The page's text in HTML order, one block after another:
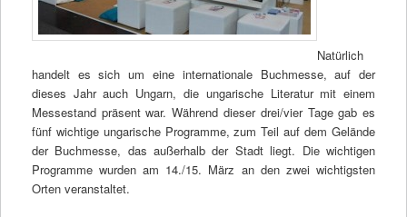
Natürlich
handelt es sich um eine internationale Buchmesse, auf der
dieses Jahr auch Ungarn, die ungarische Literatur mit einem
Messestand präsent war. Während dieser drei/vier Tage gab es
fünf wichtige ungarische Programme, zum Teil auf dem Gelände
der Buchmesse, das außerhalb der Stadt liegt. Die wichtigen
Programme wurden am 14./15. März an den zwei wichtigsten
Orten veranstaltet.